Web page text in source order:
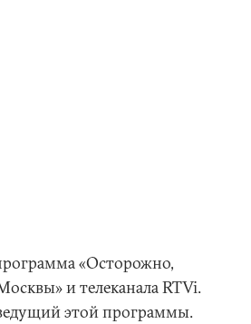
«Осторожно,
и телеканала RTVi.
этой программы.